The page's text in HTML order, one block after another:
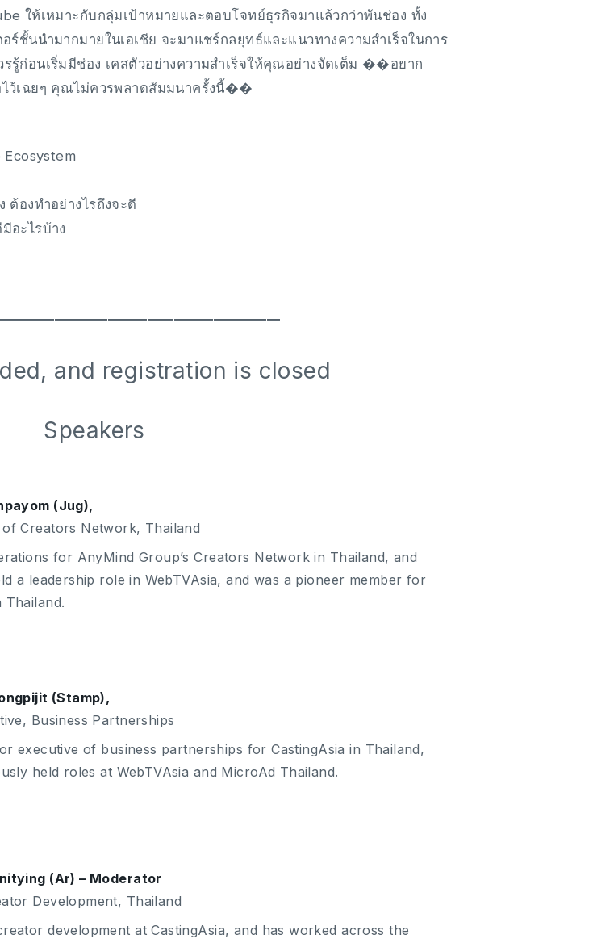
ให้เหมาะกับกลุ่มเป้าหมายและตอบโจทย์ธุรกิจมาแล้วกว่าพันช่อง ทั้ง
ร์ชั้นนำมากมายในเอเชีย จะมาแชร์กลยุทธ์และแนวทางความสำเร็จในการ
ก่อนเริ่มมีช่อง เคสตัวอย่างความสำเร็จให้คุณอย่างจัดเต็ม ��อยาก
ไว้เฉยๆ คุณไม่ควรพลาดสัมมนาครั้งนี้��
ต้องทำอย่างไรถึงจะดี
อะไรบ้าง
and registration is closed
Speakers
(Jug),
Creators Network, Thailand
for AnyMind Group’s Creators Network in Thailand, and
a leadership role in WebTVAsia, and was a pioneer member for
Thailand.
(Stamp),
Business Partnerships
executive of business partnerships for CastingAsia in Thailand,
held roles at WebTVAsia and MicroAd Thailand.
(Ar) – Moderator
Development, Thailand
development at CastingAsia, and has worked across the